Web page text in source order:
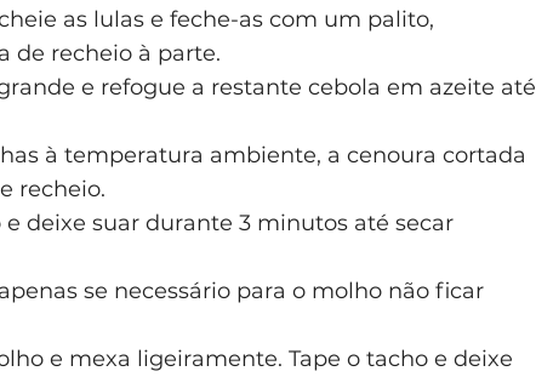
as lulas e feche-as com um palito,
de recheio à parte.
e refogue a restante cebola em azeite até
à temperatura ambiente, a cenoura cortada
recheio.
deixe suar durante 3 minutos até secar
se necessário para o molho não ficar
e mexa ligeiramente. Tape o tacho e deixe